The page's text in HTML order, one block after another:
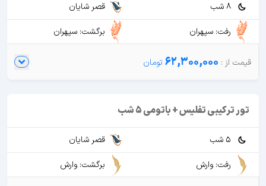
8 شب
قصر شایان
رفت: سپهران
برگشت: سپهران
62,300,000
تور ترکیبی تفلیس + باتومی 5 شب
5 شب
قصر شایان
رفت: وارش
برگشت: وارش